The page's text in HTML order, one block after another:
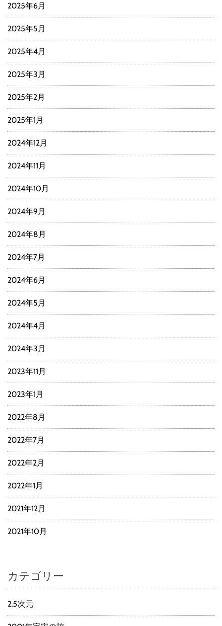
2025年6月
2025年5月
2025年4月
2025年3月
2025年2月
2025年1月
2024年12月
2024年11月
2024年10月
2024年9月
2024年8月
2024年7月
2024年6月
2024年5月
2024年4月
2024年3月
2023年11月
2023年1月
2022年8月
2022年7月
2022年2月
2022年1月
2021年12月
2021年10月
カテゴリー
2.5次元